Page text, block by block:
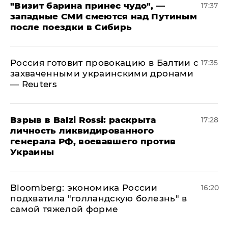
"Визит барина принес чудо", —
западные СМИ смеются над Путиным
после поездки в Сибирь
17:37
​Россия готовит провокацию в Балтии с
захваченными украинскими дронами
— Reuters
17:35
​Взрыв в Balzi Rossi: раскрыта
личность ликвидированного
генерала РФ, воевавшего против
Украины
17:28
Bloomberg: экономика России
подхватила "голландскую болезнь" в
самой тяжелой форме
16:20